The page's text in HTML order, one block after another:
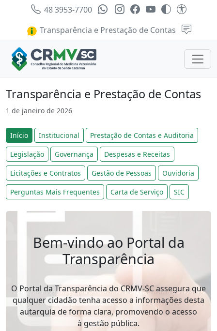
48 3953-7700
Transparência e Prestação de Contas
Transparência e Prestação de Contas
1 de janeiro de 2026
Início Institucional Prestação de Contas e Auditoria
Legislação Governança Despesas e Receitas
Licitações e Contratos Gestão de Pessoas Ouvidoria
Perguntas Mais Frequentes Carta de Serviço SIC
Bem-vindo ao Portal da
Transparência
O Portal da Transparência do CRMV-SC assegura que
qualquer cidadão tenha acesso a informações desta
autarquia de forma clara, promovendo o acesso
à gestão pública.